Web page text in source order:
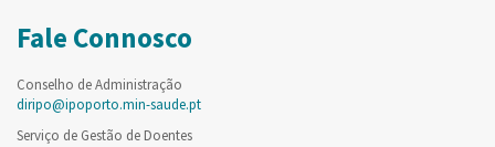
Fale Connosco
Conselho de Administração
diripo@ipoporto.min-saude.pt
Serviço de Gestão de Doentes